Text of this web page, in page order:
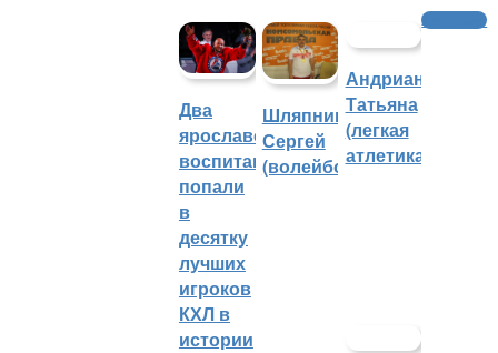
Два
ярославских
воспитанника
попали
в
десятку
лучших
игроков
КХЛ в
истории
Шляпников
Сергей
(волейбол)
Андрианова
Татьяна
(легкая
атлетика)
Автоспорт